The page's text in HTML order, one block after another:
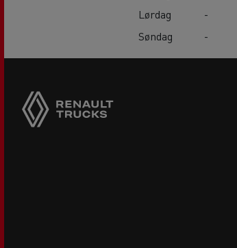
Lørdag
-
Søndag
-